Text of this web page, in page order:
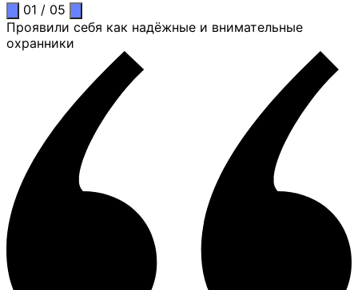
01 / 05
Проявили себя как надёжные и внимательные
охранники